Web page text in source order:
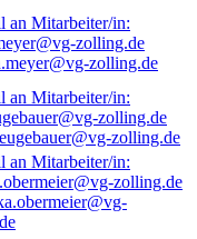
zolling.de
zolling.de